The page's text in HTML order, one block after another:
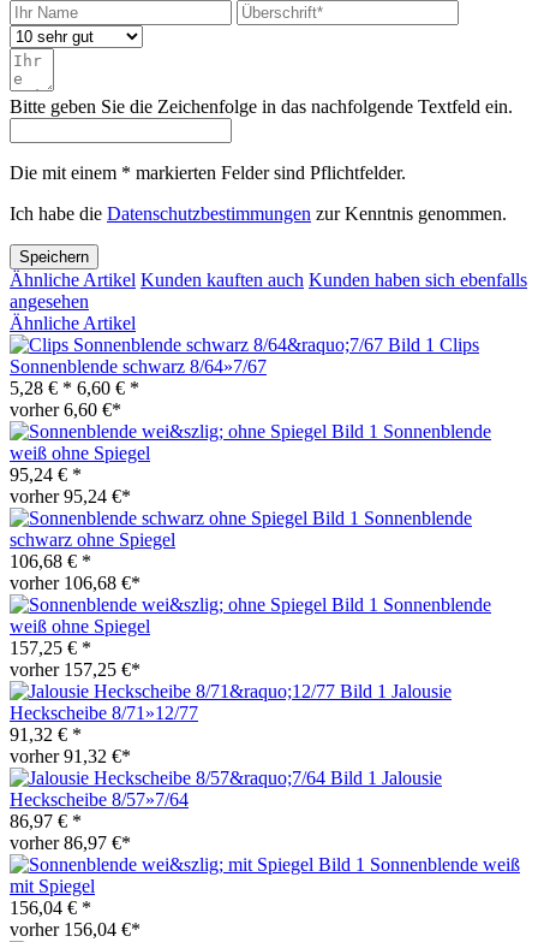
Bitte geben Sie die Zeichenfolge in das nachfolgende Textfeld ein.
Die mit einem * markierten Felder sind Pflichtfelder.
Ich habe die Datenschutzbestimmungen zur Kenntnis genommen.
Speichern
Ähnliche Artikel Kunden kauften auch Kunden haben sich ebenfalls
angesehen
Ähnliche Artikel
Clips
Sonnenblende schwarz 8/64»7/67
5,28 € * 6,60 € *
vorher 6,60 €*
Sonnenblende
weiß ohne Spiegel
95,24 € *
vorher 95,24 €*
Sonnenblende
schwarz ohne Spiegel
106,68 € *
vorher 106,68 €*
Sonnenblende
weiß ohne Spiegel
157,25 € *
vorher 157,25 €*
Jalousie
Heckscheibe 8/71»12/77
91,32 € *
vorher 91,32 €*
Jalousie
Heckscheibe 8/57»7/64
86,97 € *
vorher 86,97 €*
Sonnenblende weiß
mit Spiegel
156,04 € *
vorher 156,04 €*